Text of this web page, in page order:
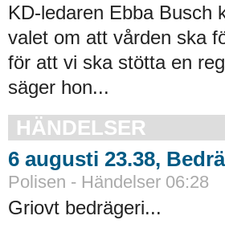
KD-ledaren Ebba Busch
valet om att vården ska
för att vi ska stötta en
säger hon...
HÄNDELSER
6 augusti 23.38,
Polisen - Händelser 06:28
Griovt bedrägeri...